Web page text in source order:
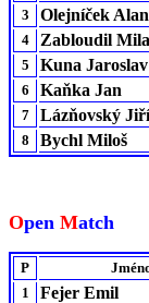
3 Olejníček Alan
4 Zabloudil
5 Kuna Jaroslav
6 Kaňka Jan
7 Lázňovský Jiří
8 Bychl Miloš
Open Match
P
1
Fejer Emil